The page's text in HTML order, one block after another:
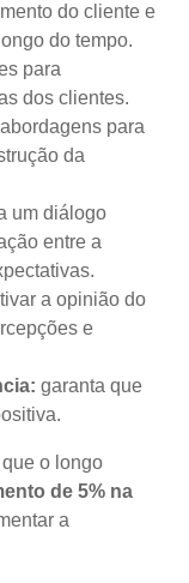
do cliente e
do tempo.
para
dos clientes.
para
da
um diálogo
entre a
a opinião do
e
garanta que
o longo
de 5% na
a